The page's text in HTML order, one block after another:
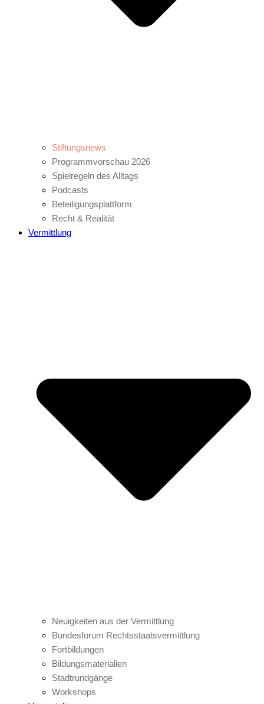
Stiftungsnews
Programmvorschau 2026
Spielregeln des Alltags
Podcasts
Beteiligungsplattform
Recht & Realität
Vermittlung
Neuigkeiten aus der Vermittlung
Bundesforum Rechtsstaatsvermittlung
Fortbildungen
Bildungsmaterialien
Stadtrundgänge
Workshops